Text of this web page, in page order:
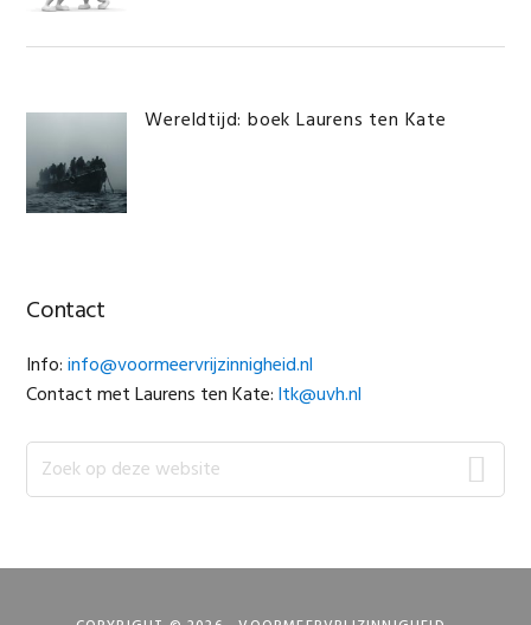
Wereldtijd: boek Laurens ten Kate
Contact
Info:info@voormeervrijzinnigheid.nl
Contact met Laurens ten Kate:ltk@uvh.nl
Zoek
op